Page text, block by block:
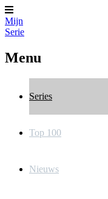
Mijn
Serie
Menu
Series
Top 100
Nieuws